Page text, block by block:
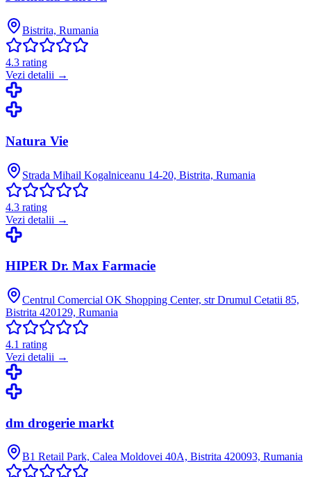
Bistrita, Rumania
4.3 rating
Vezi detalii →
Natura Vie
Strada Mihail Kogalniceanu 14-20, Bistrita, Rumania
4.3 rating
Vezi detalii →
HIPER Dr. Max Farmacie
Centrul Comercial OK Shopping Center, str Drumul Cetatii 85,
Bistrita 420129, Rumania
4.1 rating
Vezi detalii →
dm drogerie markt
B1 Retail Park, Calea Moldovei 40A, Bistrita 420093, Rumania